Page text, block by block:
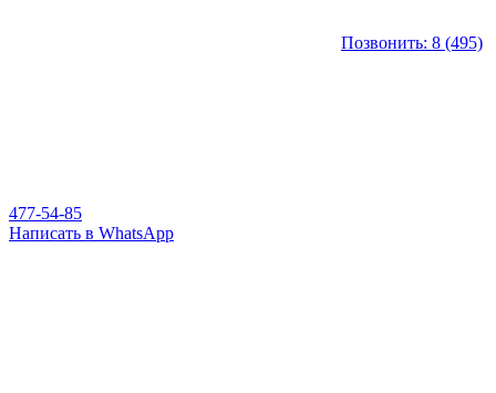
Позвонить: 8 (495)
477-54-85
Написать в WhatsApp